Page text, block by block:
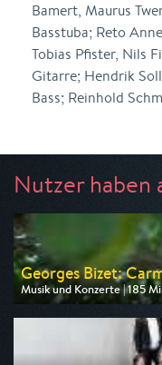
Bamert, Maurus
Basstuba; Reto
Tobias Pfister, Nils
Gitarre; Hendrik
Bass; Reinhold
Nutzer haben
Georges Bizet:
Musik und Konzerte | 185
Ausgestrahlt von arte
am 08.08.2026, 21:45